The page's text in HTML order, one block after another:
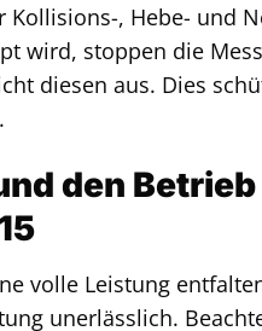
, Hebe- und
wird, stoppen die
diesen aus. Dies
den Betrieb
volle Leistung
unerlässlich.